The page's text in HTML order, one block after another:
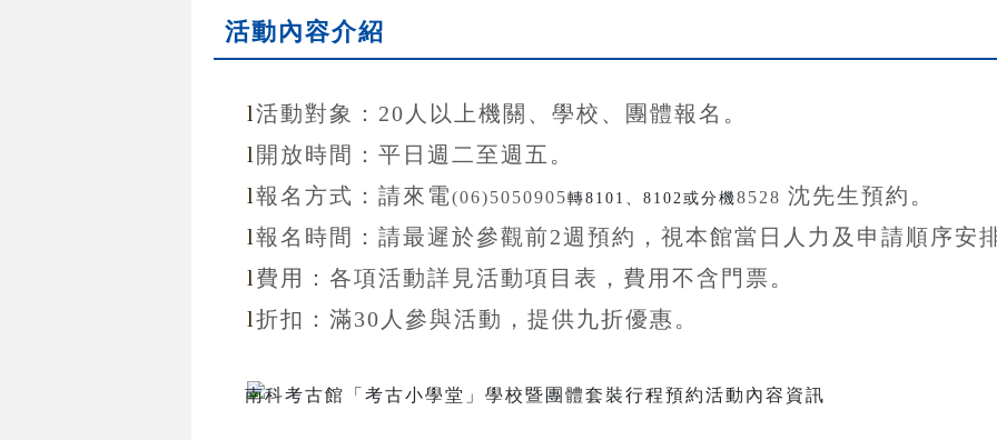
活動內容介紹
l活動對象：20 人以上機關、學校、團體報名。
l 開放時間： 平日週二至週五。
l報名方式： 請來電(06)5050905轉8101、8102或分機8528 沈先生預約。
l報名 時間： 請最遲於參觀前2週預約，視本館當日人力及申請順序安
l 費用：各項活動詳見活動項目表，費用不含 門票。
l折扣 ：滿30 人參與活動，提供九折優惠 。